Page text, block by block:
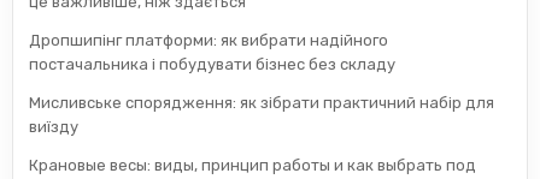
Дропшипінг платформи: як вибрати надійного
постачальника і побудувати бізнес без складу
Мисливське спорядження: як зібрати практичний набір для
виїзду
Крановые весы: виды, принцип работы и как выбрать под